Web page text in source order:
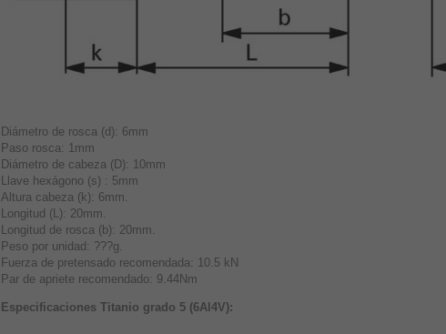
Diámetro de rosca (d): 6mm
Paso rosca: 1mm
Diámetro de cabeza (D): 10mm
Llave hexágono (s) : 5mm
Altura cabeza (k): 6mm.
Longitud (L): 20mm.
Longitud de rosca (b): 20mm.
Peso por unidad: ???g.
Fuerza de pretensado recomendada: 10.5 kN
Par de apriete recomendado: 9.44Nm
Especificaciones Titanio grado 5 (6Al4V):